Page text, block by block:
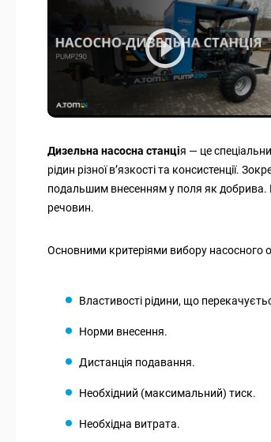
Дизельна насосна станція — це
рідин різної в’язкості та консистенції.
подальшим внесенням у поля як добрива.
речовин.
Основними критеріями вибору насосного
Властивості рідини, що
Норми внесення.
Дистанція подавання.
Необхідний (максимальний) тиск.
Необхідна витрата.